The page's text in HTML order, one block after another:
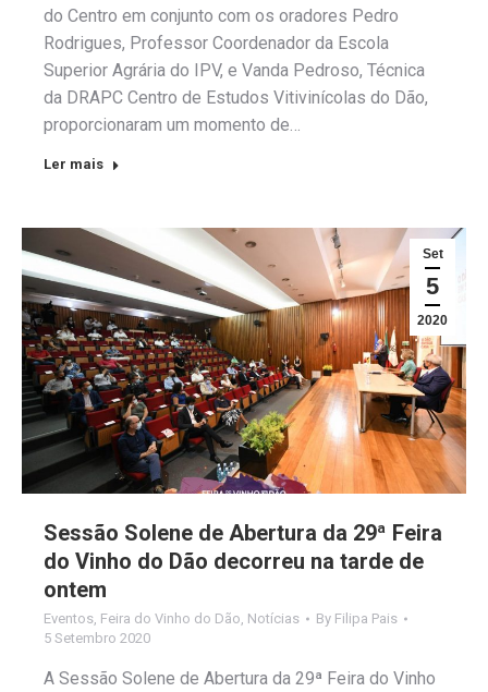
do Centro em conjunto com os oradores Pedro
Rodrigues, Professor Coordenador da Escola
Superior Agrária do IPV, e Vanda Pedroso, Técnica
da DRAPC Centro de Estudos Vitivinícolas do Dão,
proporcionaram um momento de…
Ler mais
Set
5
2020
Sessão Solene de Abertura da 29ª Feira
do Vinho do Dão decorreu na tarde de
ontem
Eventos, Feira do Vinho do Dão, Notícias By Filipa Pais
5 Setembro 2020
A Sessão Solene de Abertura da 29ª Feira do Vinho